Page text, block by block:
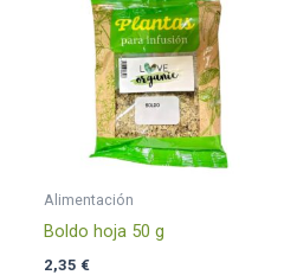
Alimentación
Boldo hoja 50 g
2,35 €